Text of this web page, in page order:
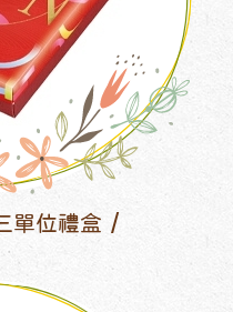
單位禮盒